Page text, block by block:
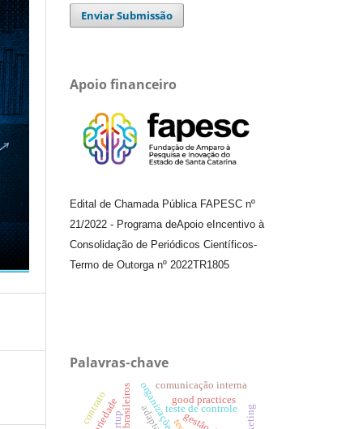
Enviar Submissão
Apoio financeiro
Edital de Chamada Pública FAPESC nº
21/2022 - Programa deApoio e Incentivo à
Consolidação de Periódicos Científicos-
Termo de Outorga nº 2022TR1805
Palavras-chave
teste de controle
comunicação interna
good practices
contrato